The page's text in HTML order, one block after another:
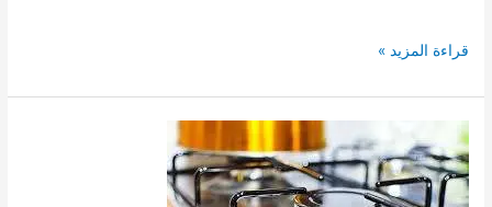
شركة
افران
بمحايل
عسير
0534989614
قراءة المزيد »